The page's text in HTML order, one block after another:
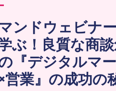
ンドウェビナー
ぶ！良質な商
『デジタルマ
営業』の成功の